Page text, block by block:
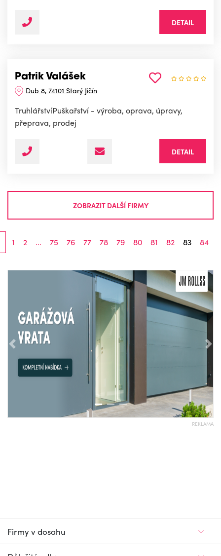
DETAIL
Patrik Valášek
Dub 8, 74101 Starý Jičín
TruhlářstvíPuškařství - výroba, oprava, úpravy,
přeprava, prodej
DETAIL
ZOBRAZIT DALŠÍ FIRMY
1 2 ... 75 76 77 78 79 80 81 82 83 84
Předchozí
REKLAMA
Firmy v dosahu